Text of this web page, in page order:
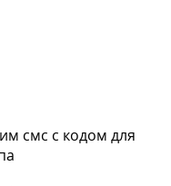
смс с кодом для